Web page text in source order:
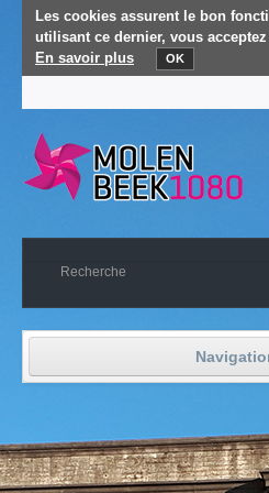
Les cookies assurent le bon
utilisant ce dernier, vous
En savoir plus
OK
Vie politique